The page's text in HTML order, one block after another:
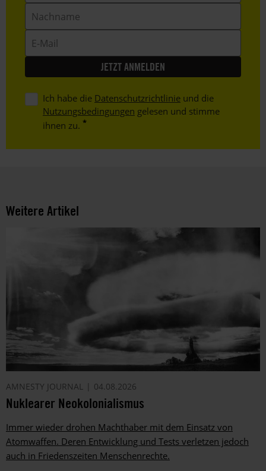
Mail
Ich habe die Datenschutzrichtlinie und die
Nutzungsbedingungen gelesen und stimme
ihnen zu.
Weitere Artikel
AMNESTY JOURNAL 04.08.2026
Nuklearer Neokolonialismus
Immer wieder drohen Machthaber mit dem Einsatz von
Atomwaffen. Deren Entwicklung und Tests verletzen jedoch
auch in Friedenszeiten Menschenrechte.